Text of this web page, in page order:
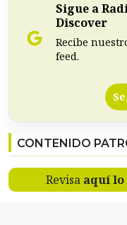
Sigue a
Discover
Recibe
feed.
CONTENIDO
Revisa aquí